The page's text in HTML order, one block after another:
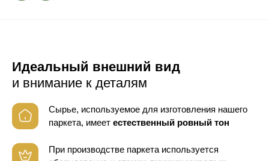
Идеальный внешний вид
и внимание к деталям
Сырье, используемое для изготовления нашего
паркета, имеет естественный ровный тон
При производстве паркета используется